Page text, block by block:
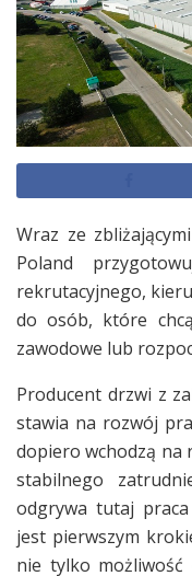
Wraz ze
Poland
rekrutacyjnego,
do osób, które
zawodowe lub
Producent drzwi z
stawia na rozwój
dopiero wchodzą na
stabilnego
odgrywa tutaj
jest pierwszym
nie tylko